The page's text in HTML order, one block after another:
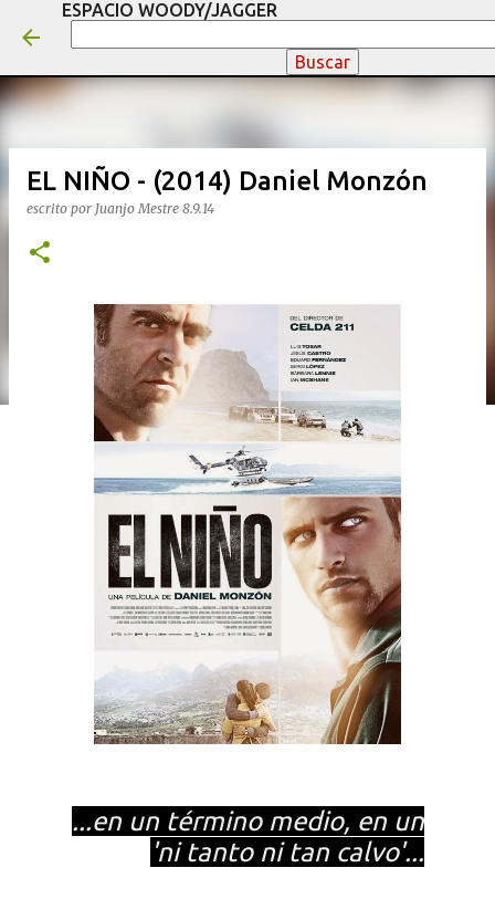
Ir al contenido principal
ESPACIO WOODY/JAGGER
EL NIÑO - (2014) Daniel Monzón
escrito por Juanjo Mestre 8.9.14
...en un término medio, en un
'ni tanto ni tan calvo'...